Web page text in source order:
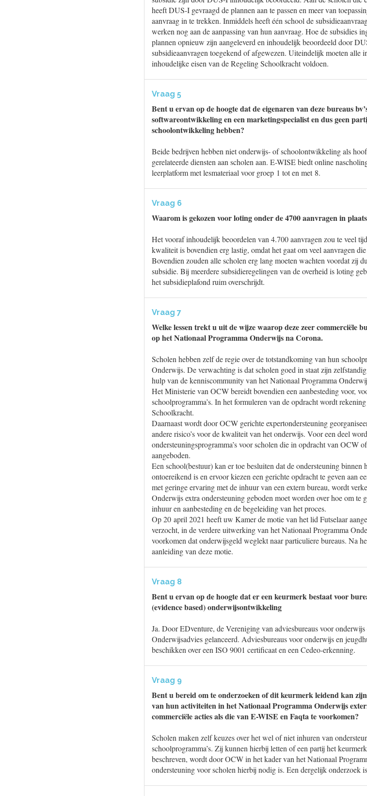
heeft DUS-I gevraagd de plannen aan te passen en meer van
aanvraag in te trekken. Inmiddels heeft één school de
werken nog aan de aanpassing van hun aanvraag. Hoe de subsidies
plannen opnieuw zijn aangeleverd en inhoudelijk beoordeeld door
subsidieaanvragen toegekend of afgewezen. Uiteindelijk moeten alle
inhoudelijke eisen van de Regeling Schoolkracht voldoen.
Vraag 5
Bent u ervan op de hoogte dat de eigenaren van deze bureaus
softwareontwikkeling en een marketingspecialist en dus geen
schoolontwikkeling hebben?
Beide bedrijven hebben niet onderwijs- of schoolontwikkeling als
gerelateerde diensten aan scholen aan. E-WISE biedt online
leerplatform met lesmateriaal voor groep 1 tot en met 8.
Vraag 6
Waarom is gekozen voor loting onder de 4700 aanvragen in
Het vooraf inhoudelijk beoordelen van 4.700 aanvragen zou te veel
kwaliteit is bovendien erg lastig, omdat het gaat om veel aanvragen
Bovendien zouden alle scholen erg lang moeten wachten voordat zij
subsidie. Bij meerdere subsidieregelingen van de overheid is loting
het subsidieplafond ruim overschrijdt.
Vraag 7
Welke lessen trekt u uit de wijze waarop deze zeer commerciële
op het Nationaal Programma Onderwijs na Corona.
Scholen hebben zelf de regie over de totstandkoming van hun
Onderwijs. De verwachting is dat scholen goed in staat zijn
hulp van de kenniscommunity van het Nationaal Programma
Het Ministerie van OCW bereidt bovendien een aanbesteding voor,
schoolprogramma’s. In het formuleren van de opdracht wordt
Schoolkracht.
Daarnaast wordt door OCW gerichte expertondersteuning
andere risico’s voor de kwaliteit van het onderwijs. Voor een deel
ondersteuningsprogramma’s voor scholen die in opdracht van OCW
aangeboden.
Een school(bestuur) kan er toe besluiten dat de ondersteuning binnen
ontoereikend is en ervoor kiezen een gerichte opdracht te geven aan
met geringe ervaring met de inhuur van een extern bureau, wordt
Onderwijs extra ondersteuning geboden moet worden over hoe om te
inhuur en aanbesteding en de begeleiding van het proces.
Op 20 april 2021 heeft uw Kamer de motie van het lid Futselaar
verzocht, in de verdere uitwerking van het Nationaal Programma
voorkomen dat onderwijsgeld weglekt naar particuliere bureaus. Na
aanleiding van deze motie.
Vraag 8
Bent u ervan op de hoogte dat er een keurmerk bestaat voor
(evidence based) onderwijsontwikkeling
Ja. Door EDventure, de Vereniging van adviesbureaus voor
Onderwijsadvies gelanceerd. Adviesbureaus voor onderwijs en
beschikken over een ISO 9001 certificaat en een Cedeo-erkenning.
Vraag 9
Bent u bereid om te onderzoeken of dit keurmerk leidend kan
van hun activiteiten in het Nationaal Programma Onderwijs
commerciële acties als die van E-WISE en Faqta te voorkomen?
Scholen maken zelf keuzes over het wel of niet inhuren van
schoolprogramma’s. Zij kunnen hierbij letten of een partij het
beschreven, wordt door OCW in het kader van het Nationaal
ondersteuning voor scholen hierbij nodig is. Een dergelijk onderzoek